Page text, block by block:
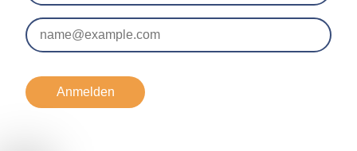
Anmelden